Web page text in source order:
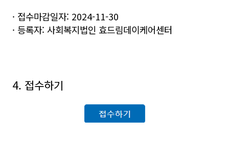
· 접수마감일자: 2024-11-30
· 등록자: 사회복지법인 효드림데이케어센터
4. 접수하기